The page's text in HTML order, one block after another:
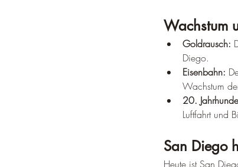
Wachstum
Goldrausch:
Diego.
Eisenbahn:
Wachstum
20.
Luftfahrt und
San Diego
Heute ist San